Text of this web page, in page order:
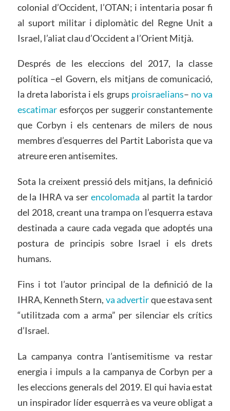
colonial d’Occident, l’OTAN; i intentaria posar fi
al suport militar i diplomàtic del Regne Unit a
Israel, l’aliat clau d’Occident a l’Orient Mitjà.
Després de les eleccions del 2017, la classe
política –el Govern, els mitjans de comunicació,
la dreta laborista i els grups proisraelians– no va
escatimaresforços per suggerir constantemente
que Corbyn i els centenars de milers de nous
membres d’esquerres del Partit Laborista que va
atreure eren antisemites.
Sota la creixent pressió dels mitjans, la definició
de la IHRA va ser encolomada al partit la tardor
del 2018, creant una trampa on l’esquerra estava
destinada a caure cada vegada que adoptés una
postura de principis sobre Israel i els drets
humans.
Fins i tot l’autor principal de la definició de la
IHRA, Kenneth Stern, va advertirque estava sent
“utilitzada com a arma” per silenciar els crítics
d’Israel.
La campanya contra l’antisemitisme va restar
energia i impuls a la campanya de Corbyn per a
les eleccions generals del 2019. El qui havia estat
un inspirador líder esquerrà es va veure obligat a